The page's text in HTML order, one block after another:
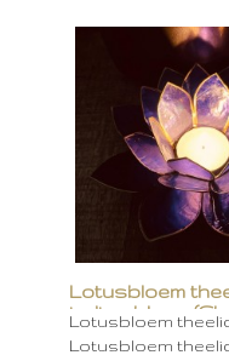
Lotusbloem
indigo blauw
Lotusbloem
Lotusbloem